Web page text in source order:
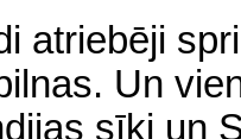
atriebēji
Un
sīki un